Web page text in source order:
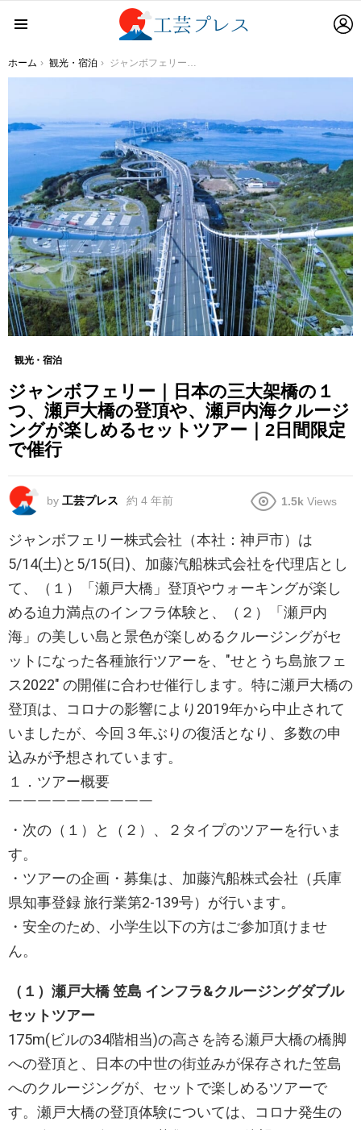
You are here:
ホーム 観光・宿泊 ジャンボフェリー｜日本の三大架橋の１つ、瀬戸大橋の登頂や、瀬戸内海クルージングが楽しめるセットツアー｜2日間限定で催行
観光・宿泊
ジャンボフェリー｜日本の三大架橋の１
つ、瀬戸大橋の登頂や、瀬戸内海クルージ
ングが楽しめるセットツアー｜2日間限定
で催行
by 工芸プレス 約 4 年前 1.5k Views
ジャンボフェリー株式会社（本社：神戸市）は
5/14(土)と5/15(日)、加藤汽船株式会社を代理店とし
て、（１）「瀬戸大橋」登頂やウォーキングが楽し
める迫力満点のインフラ体験と、（２）「瀬戸内
海」の美しい島と景色が楽しめるクルージングがセ
ットになった各種旅行ツアーを、"せとうち島旅フェ
ス2022" の開催に合わせ催行します。特に瀬戸大橋の
登頂は、コロナの影響により2019年から中止されて
いましたが、今回３年ぶりの復活となり、多数の申
込みが予想されています。
１．ツアー概要
￣￣￣￣￣​￣￣￣￣￣
・次の（１）と（２）、２タイプのツアーを行いま
す。
・ツアーの企画・募集は、加藤汽船株式会社（兵庫
県知事登録 旅行業第2-139号）が行います。
・安全のため、小学生以下の方はご参加頂けませ
ん。
（１）瀬戸大橋 笠島 インフラ&クルージングダブル
セットツアー
175m(ビルの34階相当)の高さを誇る瀬戸大橋の橋脚
への登頂と、日本の中世の街並みが保存された笠島
へのクルージングが、セットで楽しめるツアーで
す。瀬戸大橋の登頂体験については、コロナ発生の